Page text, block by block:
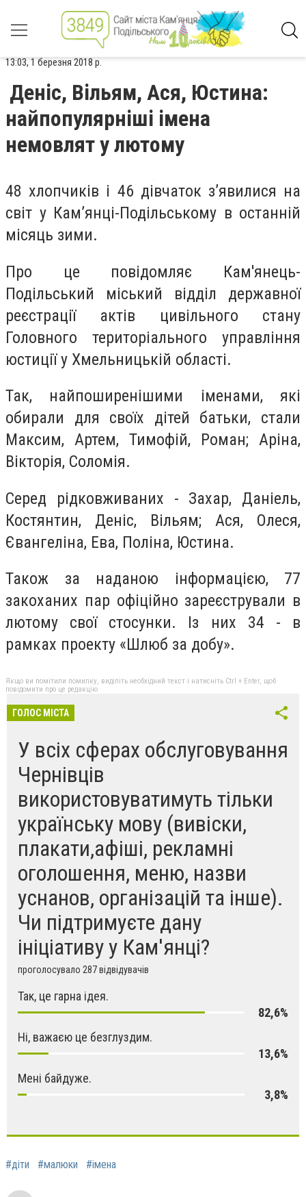
13:03, 1 березня 2018 р.
Деніс, Вільям, Ася, Юстина:
найпопулярніші імена
немовлят у лютому
48 хлопчиків і 46 дівчаток з’явилися на
світ у Кам’янці-Подільському в останній
місяць зими.
Про це повідомляє Кам'янець-
Подільський міський відділ державної
реєстрації актів цивільного стану
Головного територіального управління
юстиції у Хмельницькій області.
Так, найпоширенішими іменами, які
обирали для своїх дітей батьки, стали
Максим, Артем, Тимофій, Роман; Аріна,
Вікторія, Соломія.
Серед рідковживаних - Захар, Даніель,
Костянтин, Деніс, Вільям; Ася, Олеся,
Євангеліна, Ева, Поліна, Юстина.
Також за наданою інформацією, 77
закоханих пар офіційно зареєстрували в
лютому свої стосунки. Із них 34 - в
рамках проекту «Шлюб за добу».
Якщо ви помітили помилку, виділіть необхідний текст і натисніть Ctrl + Enter, щоб
повідомити про це редакцію
ГОЛОС МІСТА
У всіх сферах обслуговування
Чернівців
використовуватимуть тільки
українську мову (вивіски,
плакати,афіші, рекламні
оголошення, меню, назви
уснанов, організацій та інше).
Чи підтримуєте дану
ініціативу у Кам'янці?
проголосувало 287 відвідувачів
Так, це гарна ідея.
82,6%
Ні, важаєю це безглуздим.
13,6%
Мені байдуже.
3,8%
#діти #малюки #імена